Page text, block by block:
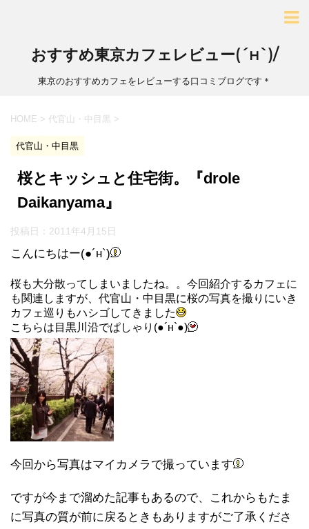
おすすめ東京カフェレビュー(´н`)/
東京のおすすめカフェをレビューする口コミブログです＊
HOME > 代官山・中目黒 >
代官山・中目黒
桜とキッシュと住宅街。『drole
Daikanyama』
投稿日： 2011年4月15日
こんにちはー(●´н`)
桜も大分散ってしまいましたね。。今回紹介するカフェに
も関連しますが、代官山・中目黒に桜の写真を撮りにいき
カフェ巡りもハシゴしてきました
こちらは目黒川沿でぱしゃり(●´н`●)
今回から写真はマイカメラで撮っています
ですが今まで溜めた記事もあるので、これからもたま
に写真の質が前に戻るときもありますがご了承くださ